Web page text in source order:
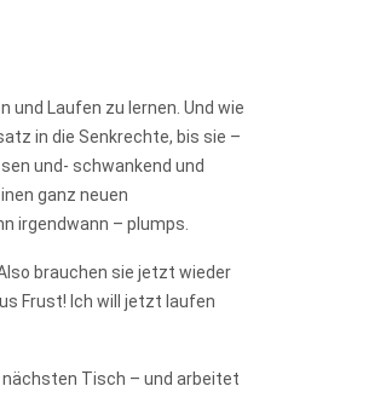
und Laufen zu lernen. Und wie
in die Senkrechte, bis sie –
und- schwankend und
ganz neuen
irgendwann – plumps.
brauchen sie jetzt wieder
Frust! Ich will jetzt laufen
nächsten Tisch – und arbeitet